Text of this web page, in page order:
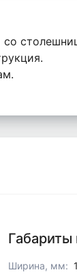
Габариты
Ширина, мм: